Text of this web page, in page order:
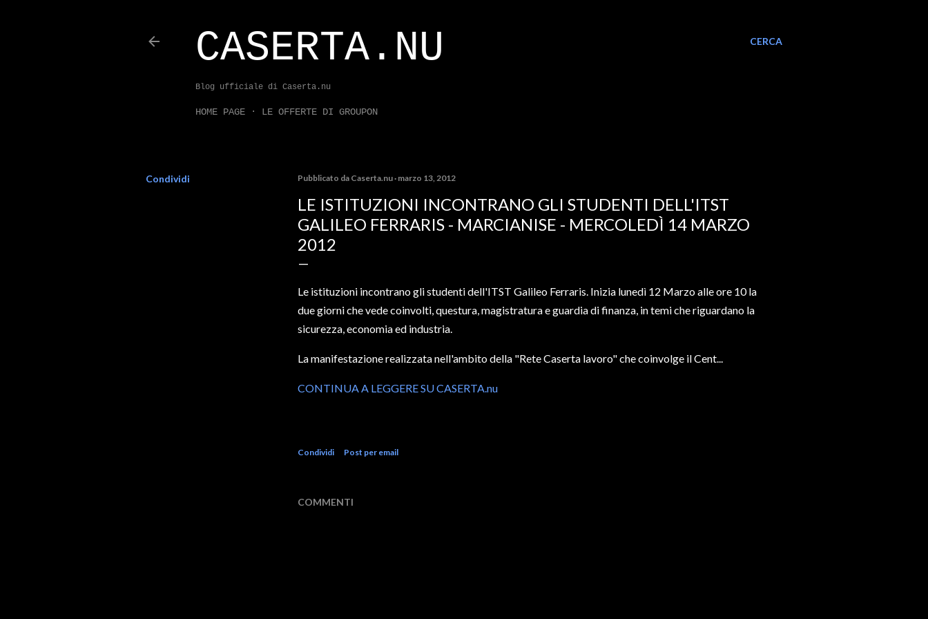
CERCA
CASERTA.NU
Blog ufficiale di Caserta.nu
HOME PAGE LE OFFERTE DI GROUPON
Condividi Pubblicato da Caserta.nu marzo 13, 2012
LE ISTITUZIONI INCONTRANO GLI STUDENTI DELL'ITST
GALILEO FERRARIS - MARCIANISE - MERCOLEDÌ 14 MARZO
2012
Le istituzioni incontrano gli studenti dell'ITST Galileo Ferraris. Inizia lunedì 12 Marzo alle ore 10 la
due giorni che vede coinvolti, questura, magistratura e guardia di finanza, in temi che riguardano la
sicurezza, economia ed industria.
La manifestazione realizzata nell'ambito della "Rete Caserta lavoro" che coinvolge il Cent...
CONTINUA A LEGGERE SU CASERTA.nu
Condividi Post per email
COMMENTI